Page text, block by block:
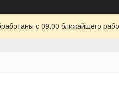
с 09:00 ближайшего